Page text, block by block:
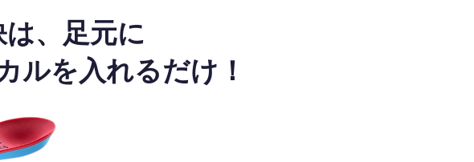
、足元に
ルを入れるだけ！